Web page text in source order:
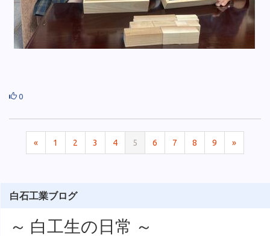
0
« 1 2 3 4 5 6 7 8 9 »
白石工業ブログ
～ 白工生の日常 ～